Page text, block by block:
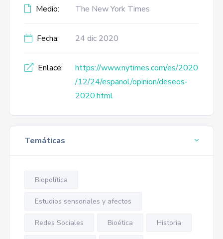
Medio: The New York Times
Fecha: 24 dic 2020
Enlace:
https://www.nytimes.com/es/2020
/12/24/espanol/opinion/deseos-
2020.html
Temáticas
Biopolítica
Estudios sensoriales y afectos
Redes Sociales Bioética Historia